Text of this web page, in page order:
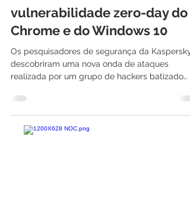
International IT
PuzzleMaker: Hackers usam
vulnerabilidade zero-day do
Chrome e do Windows 10
Os pesquisadores de segurança da Kaspersky
descobriram uma nova onda de ataques
realizada por um grupo de hackers batizado